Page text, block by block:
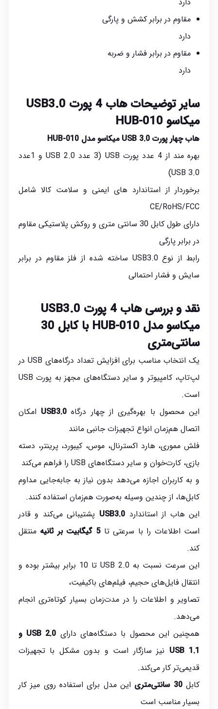
مقاوم در برابر کشش و پارگی
دارد
مقاوم در برابر فشار و ضربه
دارد
سایر توضیحات هاب 4 پورت USB3.0
میکاسو HUB-010
هاب چهار پورت USB 3.0 میکاسو مدل HUB-010
بهره مند از 4 عدد پورت USB (3 عدد USB 2.0 و 1عدد
USB 3.0)
برخوردار از استاندارد های ایمنی و سلامت کالا شامل
CE/RoHS/FCC
دارای طول کابل 30 سانتی متری و روکش پلاستیکی مقاوم
در برابر پارگی
رابط از نوع USB3.0 ساخته شده از فلز مقاوم در برابر
سایش و فشار احتمالی
نقد و بررسی هاب 4 پورت
میکاسو مدل
با
کابل 30
سانتی‌متری
یک انتخاب مناسب برای افزایش تعداد درگاه‌های USB در
لپ‌تاپ، کامپیوتر و سایر دستگاه‌های مجهز به پورت USB
است.
این محصول با بهره‌گیری از چهار درگاه USB3.0 امکان
اتصال هم‌زمان انواع تجهیزات جانبی مانند
فلش مموری، هارد اکسترنال، موس، کیبورد، پرینتر، دسته
بازی، کارت‌خوان و سایر دستگاه‌های USB را فراهم می‌کند
و به کاربران اجازه می‌دهد بدون نیاز به جابه‌جایی مداوم
کابل‌ها، از چندین وسیله به‌صورت هم‌زمان استفاده کنند.
این هاب از استاندارد USB3.0 پشتیبانی می‌کند و قادر
است اطلاعات را با سرعتی تا5 گیگابیت بر ثانیه منتقل
کند.
این سرعت نسبت به USB 2.0 تا 10 برابر بیشتر بوده و
انتقال فایل‌های حجیم، فیلم‌های باکیفیت،
تصاویر و اطلاعات را در مدت‌زمان بسیار کوتاه‌تری انجام
می‌دهد.
همچنین این محصول با دستگاه‌های دارای USB 2.0 و
USB 1.1 نیز سازگار است و بدون مشکل با تجهیزات
قدیمی‌تر کار می‌کند.
کابل30 سانتی‌متری این مدل برای استفاده روی میز کار
بسیار مناسب است